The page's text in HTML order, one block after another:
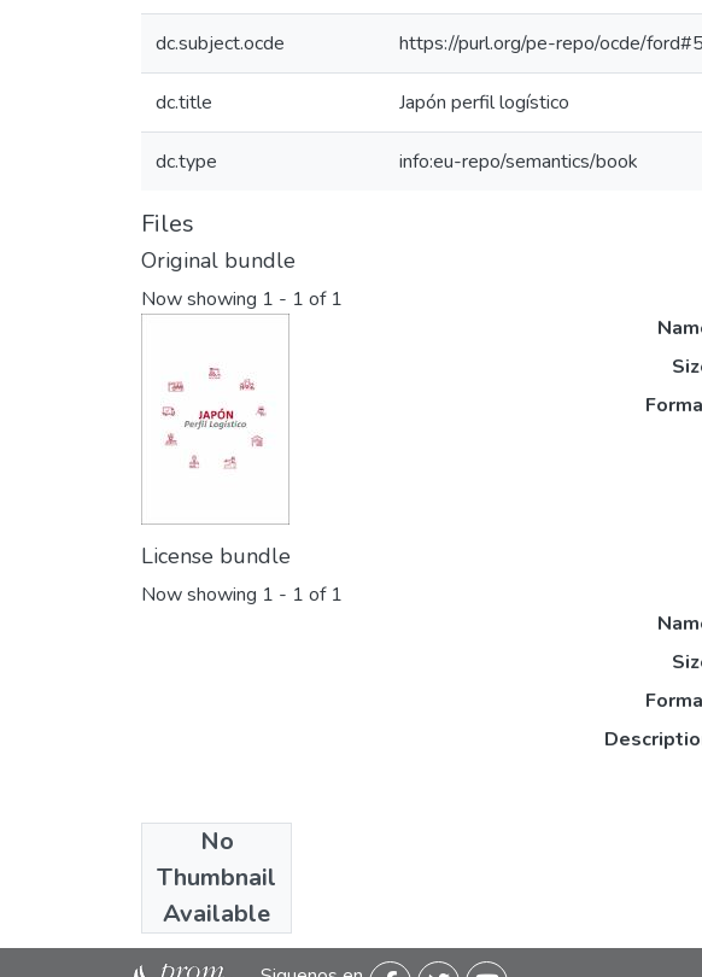
dc.subject.ocde https://purl.org/pe-repo/ocde/
dc.title Japón perfil logístico
dc.type info:eu-repo/semantics/book
Files
Original bundle
Now showing 1 - 1 of 1
License bundle
Now showing 1 - 1 of 1
No
Thumbnail
Available
Collections
Libros y guías